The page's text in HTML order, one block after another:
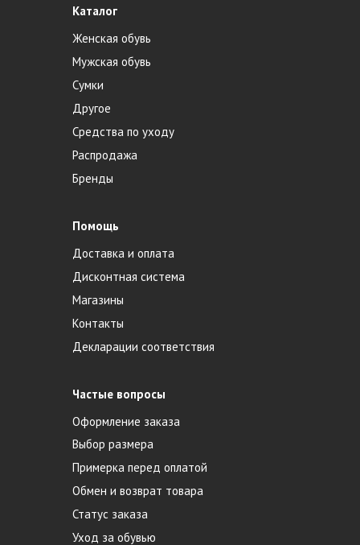
Каталог
Женская обувь
Мужская обувь
Сумки
Другое
Средства по уходу
Распродажа
Бренды
Помощь
Доставка и оплата
Дисконтная система
Магазины
Контакты
Декларации соответствия
Частые вопросы
Оформление заказа
Выбор размера
Примерка перед оплатой
Обмен и возврат товара
Статус заказа
Уход за обувью